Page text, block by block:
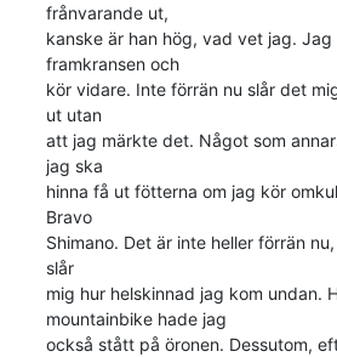
frånvarande ut,
kanske är han hög, vad vet jag.
framkransen och
kör vidare. Inte förrän nu slår det
ut utan
att jag märkte det. Något som
jag ska
hinna få ut fötterna om jag kör
Bravo
Shimano. Det är inte heller förrän
slår
mig hur helskinnad jag kom undan.
mountainbike hade jag
också stått på öronen. Dessutom,